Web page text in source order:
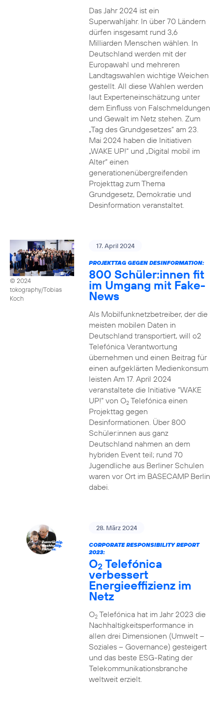
Das Jahr 2024 ist ein
Superwahljahr. In über 70 Ländern
dürfen insgesamt rund 3,6
Milliarden Menschen wählen. In
Deutschland werden mit der
Europawahl und mehreren
Landtagswahlen wichtige Weichen
gestellt. All diese Wahlen werden
laut Experteneinschätzung unter
dem Einfluss von Falschmeldungen
und Gewalt im Netz stehen. Zum
„Tag des Grundgesetzes“ am 23.
Mai 2024 haben die Initiativen
„WAKE UP!“ und „Digital mobil im
Alter“ einen
generationenübergreifenden
Projekttag zum Thema
Grundgesetz, Demokratie und
Desinformation veranstaltet.
© 2024
tokography/Tobias
Koch
17. April 2024
PROJEKTTAG GEGEN DESINFORMATION:
800 Schüler:innen fit
im Umgang mit Fake-
News
Als Mobilfunknetzbetreiber, der die
meisten mobilen Daten in
Deutschland transportiert, will o2
Telefónica Verantwortung
übernehmen und einen Beitrag für
einen aufgeklärten Medienkonsum
leisten Am 17. April 2024
veranstaltete die Initiative “WAKE
UP!” von O2Telefónica einen
Projekttag gegen
Desinformationen. Über 800
Schüler:innen aus ganz
Deutschland nahmen an dem
hybriden Event teil; rund 70
Jugendliche aus Berliner Schulen
waren vor Ort im BASECAMP Berlin
dabei.
28. März 2024
CORPORATE RESPONSIBILITY REPORT
2023:
O2 Telefónica
verbessert
Energieeffizienz im
Netz
O2Telefónica hat im Jahr 2023 die
Nachhaltigkeitsperformance in
allen drei Dimensionen (Umwelt –
Soziales – Governance) gesteigert
und das beste ESG-Rating der
Telekommunikationsbranche
weltweit erzielt.